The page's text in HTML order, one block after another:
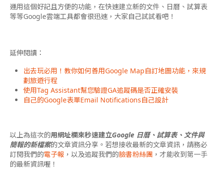
運用這個好記且方便的功能，在快速建立新的文件、日曆、試算表
等等Google雲端工具都會很迅速，大家自己試試看吧！
延伸閱讀：
出去玩必用！教你如何善用Google Map自訂地圖功能，來規
劃旅遊行程
使用Tag Assistant幫您驗證GA追蹤碼是否正確安裝
自己的Google表單Email Notifications自己設計
以上為這次的用網址欄來秒速建立Google 日曆、試算表、文件與
簡報的新檔案的文章資訊分享。若想接收最新的文章資訊，請務必
訂閱我們的電子報 ，以及追蹤我們的臉書粉絲團 ，才能收到第一手
的最新資訊喔！